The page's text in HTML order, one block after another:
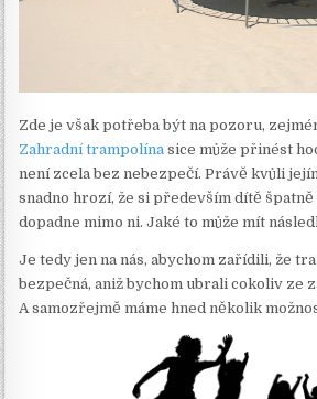
Zde je však potřeba být na pozoru,
Zahradní trampolína sice může přinést
není zcela bez nebezpečí. Právě kvůli
snadno hrozí, že si především dítě
dopadne mimo ni. Jaké to může mít
Je tedy jen na nás, abychom zařídili, že
bezpečná, aniž bychom ubrali cokoliv ze
A samozřejmě máme hned několik